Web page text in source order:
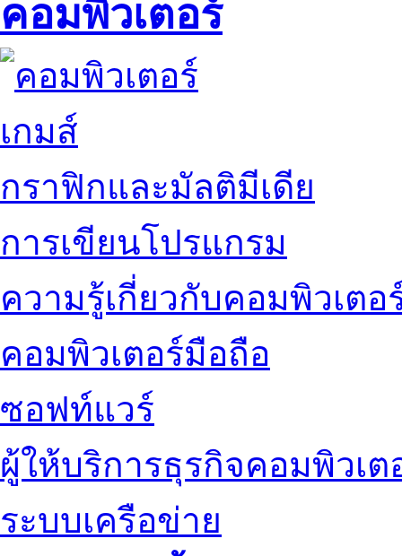
คอมพิวเตอร์
เกมส์
กราฟิกและมัลติมีเดีย
การเขียนโปรแกรม
ความรู้เกี่ยวกับคอมพิวเตอ
คอมพิวเตอร์มือถือ
ซอฟท์แวร์
ผู้ให้บริการธุรกิจคอมพิวเต
ระบบเครือข่าย